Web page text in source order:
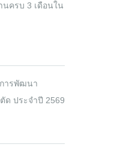
ครบ 3 เดือนใน
ารพัฒนา
ด ประจำปี 2569